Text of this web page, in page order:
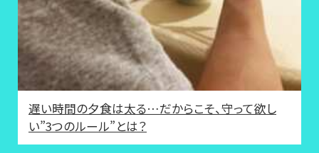
遅い時間の夕食は太る…だからこそ、守って欲し
い”3つのルール”とは？